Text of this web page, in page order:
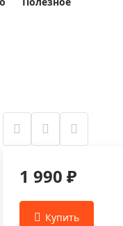
Приборы
Приборы
Детекторы
Влагомеры
1 990 ₽